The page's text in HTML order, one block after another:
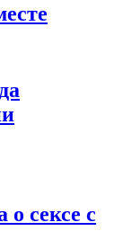
о сексе с